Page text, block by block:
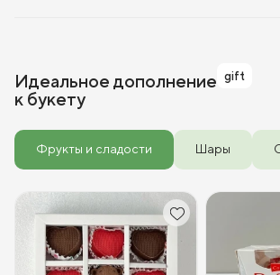
Идеальное дополнение
к букету
gift
Фрукты и сладости Шары